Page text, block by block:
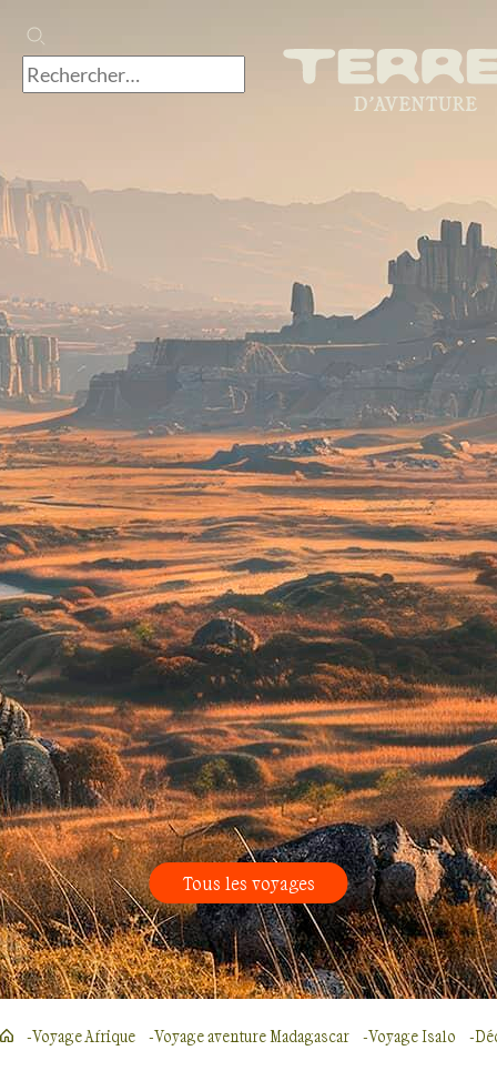
Tous les voyages
Voyage Afrique Voyage aventure Madagascar Voyage Isalo